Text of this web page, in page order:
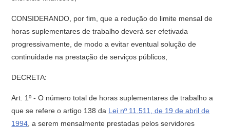
CONSIDERANDO, por fim, que a redução do limite mensal de
horas suplementares de trabalho deverá ser efetivada
progressivamente, de modo a evitar eventual solução de
continuidade na prestação de serviços públicos,
DECRETA:
Art. 1º - O número total de horas suplementares de trabalho a
que se refere o artigo 138 da Lei nº 11.511, de 19 de abril de
1994 , a serem mensalmente prestadas pelos servidores